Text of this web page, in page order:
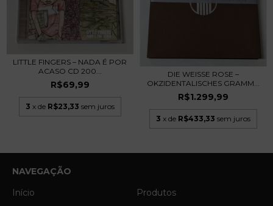
LITTLE FINGERS – NADA É POR
ACASO CD 200...
R$69,99
3 x de R$23,33 sem juros
DIE WEISSE ROSE –
OKZIDENTALISCHES GRAMM...
R$1.299,99
3 x de R$433,33 sem juros
NAVEGAÇÃO
Início
Produtos